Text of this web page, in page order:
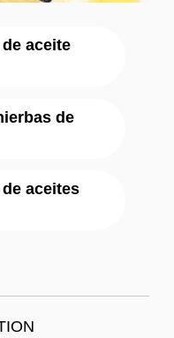
aceite
de
aceites